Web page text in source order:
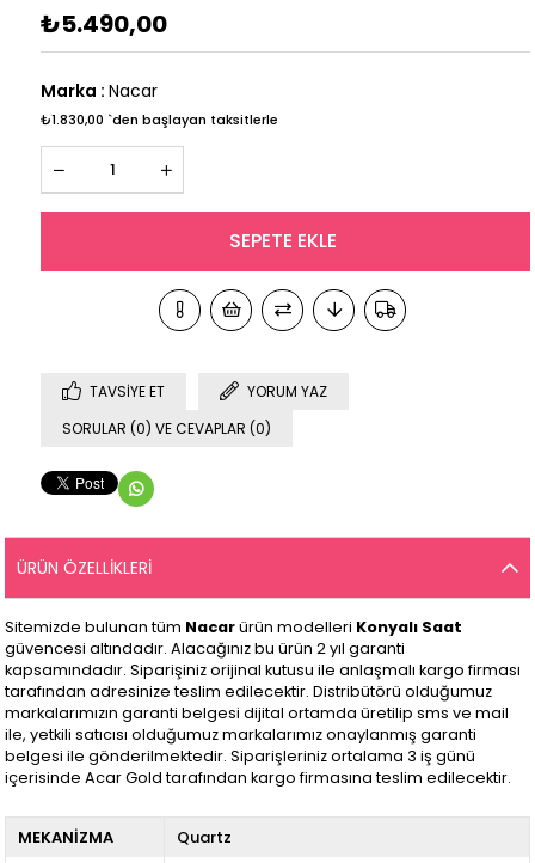
₺5.490,00
Marka : Nacar
₺1.830,00 `den başlayan taksitlerle
TAVSIYE ET
YORUM YAZ
SORULAR (0) VE CEVAPLAR (0)
ÜRÜN ÖZELLIKLERI
Sitemizde bulunan tüm Nacarürün modelleri Konyalı Saat
güvencesi altındadır. Alacağınız bu ürün 2 yıl garanti
kapsamındadır. Siparişiniz orijinal kutusu ile anlaşmalı kargo firması
tarafından adresinize teslim edilecektir. Distribütörü olduğumuz
markalarımızın garanti belgesi dijital ortamda üretilip sms ve mail
ile, yetkili satıcısı olduğumuz markalarımız onaylanmış garanti
belgesi ile gönderilmektedir. Siparişleriniz ortalama 3 iş günü
içerisinde Acar Gold tarafından kargo firmasına teslim edilecektir.
MEKANİZMA
Quartz